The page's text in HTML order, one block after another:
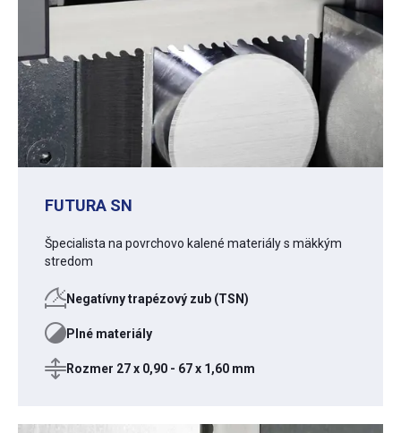
FUTURA SN
Špecialista na povrchovo kalené materiály s mäkkým
stredom
Negatívny trapézový zub (TSN)
Plné materiály
Rozmer 27 x 0,90 - 67 x 1,60 mm